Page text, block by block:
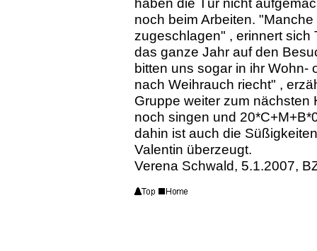
noch beim Arbeiten.
zugeschlagen" , erinnert sich
das ganze Jahr auf den
bitten uns sogar in ihr Wohn-
nach Weihrauch riecht" ,
Gruppe weiter zum nächsten
noch singen und
dahin ist auch die
Valentin überzeugt.
Verena Schwald, 5.1.2007,